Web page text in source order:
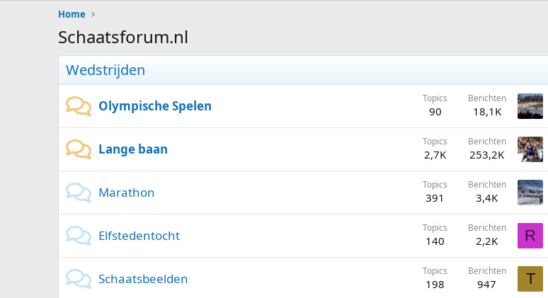
Home
Schaatsforum.nl
Wedstrijden
Olympische Spelen Topics
90
Berichten
18,1K
Lange baan Topics
2,7K
Berichten
253,2K
Marathon Topics
391
Berichten
3,4K
Elfstedentocht Topics
140
Berichten
2,2K R
Schaatsbeelden Topics
198
Berichten
947 T